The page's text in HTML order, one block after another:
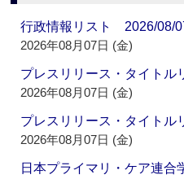
行政情報リスト 2026/08/
2026年08月07日 (金)
プレスリリース・タイト
2026年08月07日 (金)
プレスリリース・タイト
2026年08月07日 (金)
日本プライマリ・ケア連